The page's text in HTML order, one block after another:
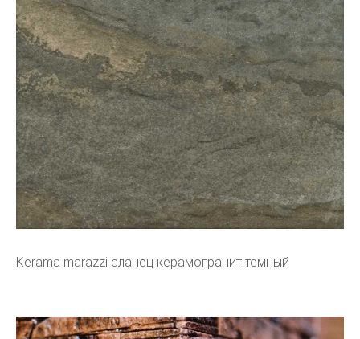
Kerama marazzi сланец керамогранит темный